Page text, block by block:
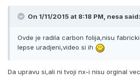
On 1/11/2015 at 8:18 PM, nesa said:
Ovde je radila carbon folija,nisu
lepse uradjeni,video si ih
Da upravu si,ali ni tvoji nx-i nisu orginal